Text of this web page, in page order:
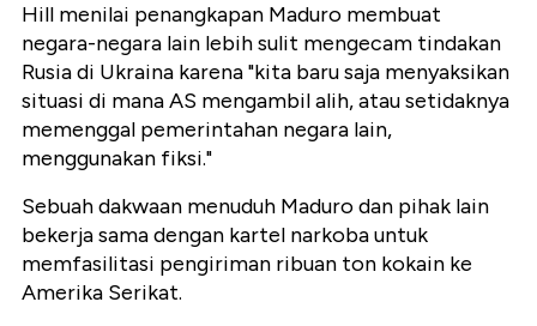
Hill menilai penangkapan Maduro membuat
negara-negara lain lebih sulit mengecam tindakan
Rusia di Ukraina karena "kita baru saja menyaksikan
situasi di mana AS mengambil alih, atau setidaknya
memenggal pemerintahan negara lain,
menggunakan fiksi."
Sebuah dakwaan menuduh Maduro dan pihak lain
bekerja sama dengan kartel narkoba untuk
memfasilitasi pengiriman ribuan ton kokain ke
Amerika Serikat.